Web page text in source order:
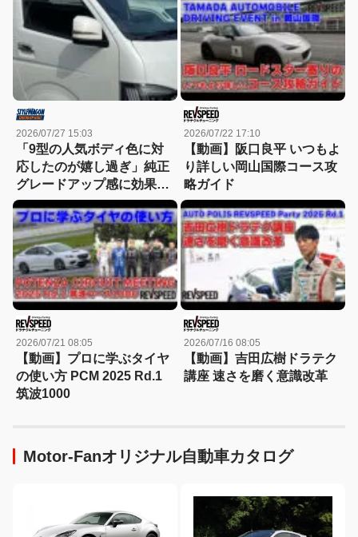
タ取り！
2026/07/27 15:03
「9型の人気ボディ色に対
応したのが嬉し過ぎ」純正
グレードアップ感に効果て
きめんのドアミラー！
2026/07/22 17:10
【動画】阪口良平 いつもよ
り詳しい岡山国際コース攻
略ガイド
2026/07/21 08:05
【動画】プロに学ぶタイヤ
の使い方 PCM 2025 Rd.1
筑波1000
2026/07/16 08:05
【動画】吉田広樹ドラテク
講座 速さを磨く意識改革
Motor-Fanオリジナル自動車カタログ